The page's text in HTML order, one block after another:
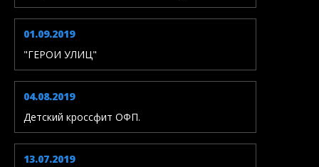
01.09.2019
"ГЕРОИ УЛИЦ"
04.08.2019
Детский кроссфит ОФП.
13.07.2019